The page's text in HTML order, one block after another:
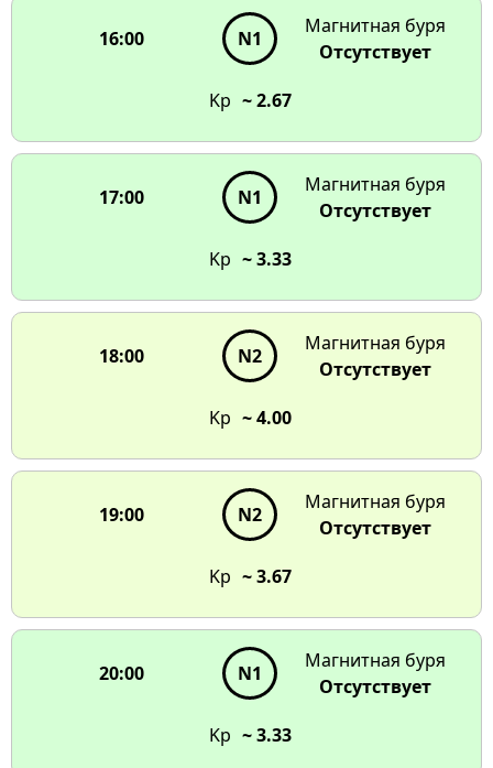
16:00 N1
Магнитная буря
Отсутствует
Kp ~ 2.67
17:00 N1
Магнитная буря
Отсутствует
Kp ~ 3.33
18:00 N2
Магнитная буря
Отсутствует
Kp ~ 4.00
19:00 N2
Магнитная буря
Отсутствует
Kp ~ 3.67
20:00 N1
Магнитная буря
Отсутствует
Kp ~ 3.33